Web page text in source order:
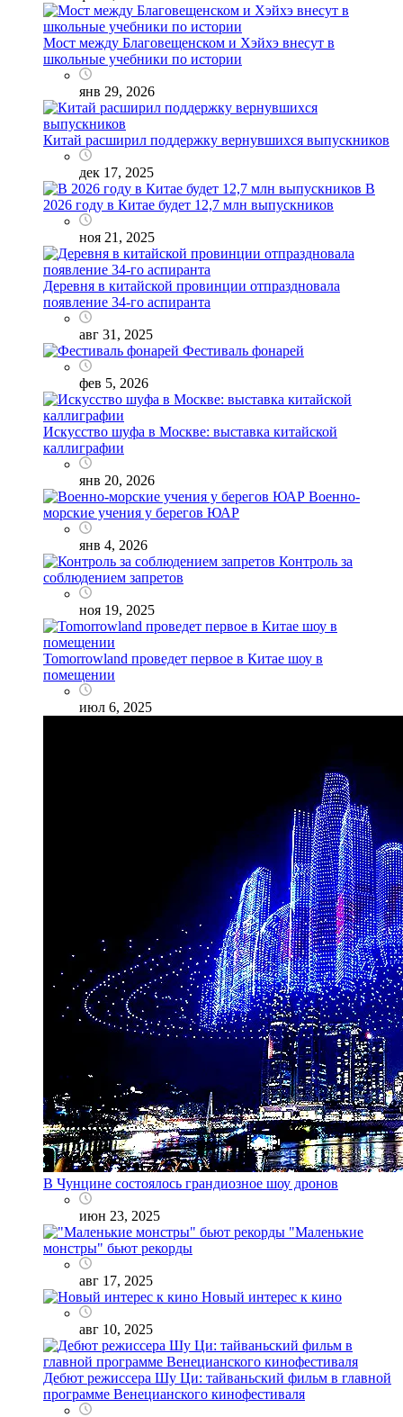
Мост между Благовещенском и Хэйхэ внесут в
школьные учебники по истории
янв 29, 2026
Китай расширил поддержку вернувшихся выпускников
дек 17, 2025
В
2026 году в Китае будет 12,7 млн выпускников
ноя 21, 2025
Деревня в китайской провинции отпраздновала
появление 34-го аспиранта
авг 31, 2025
Фестиваль фонарей
фев 5, 2026
Искусство шуфа в Москве: выставка китайской
каллиграфии
янв 20, 2026
Военно-
морские учения у берегов ЮАР
янв 4, 2026
Контроль за
соблюдением запретов
ноя 19, 2025
Tomorrowland проведет первое в Китае шоу в
помещении
июл 6, 2025
В Чунцине состоялось грандиозное шоу дронов
июн 23, 2025
"Маленькие
монстры" бьют рекорды
авг 17, 2025
Новый интерес к кино
авг 10, 2025
Дебют режиссера Шу Ци: тайваньский фильм в главной
программе Венецианского кинофестиваля